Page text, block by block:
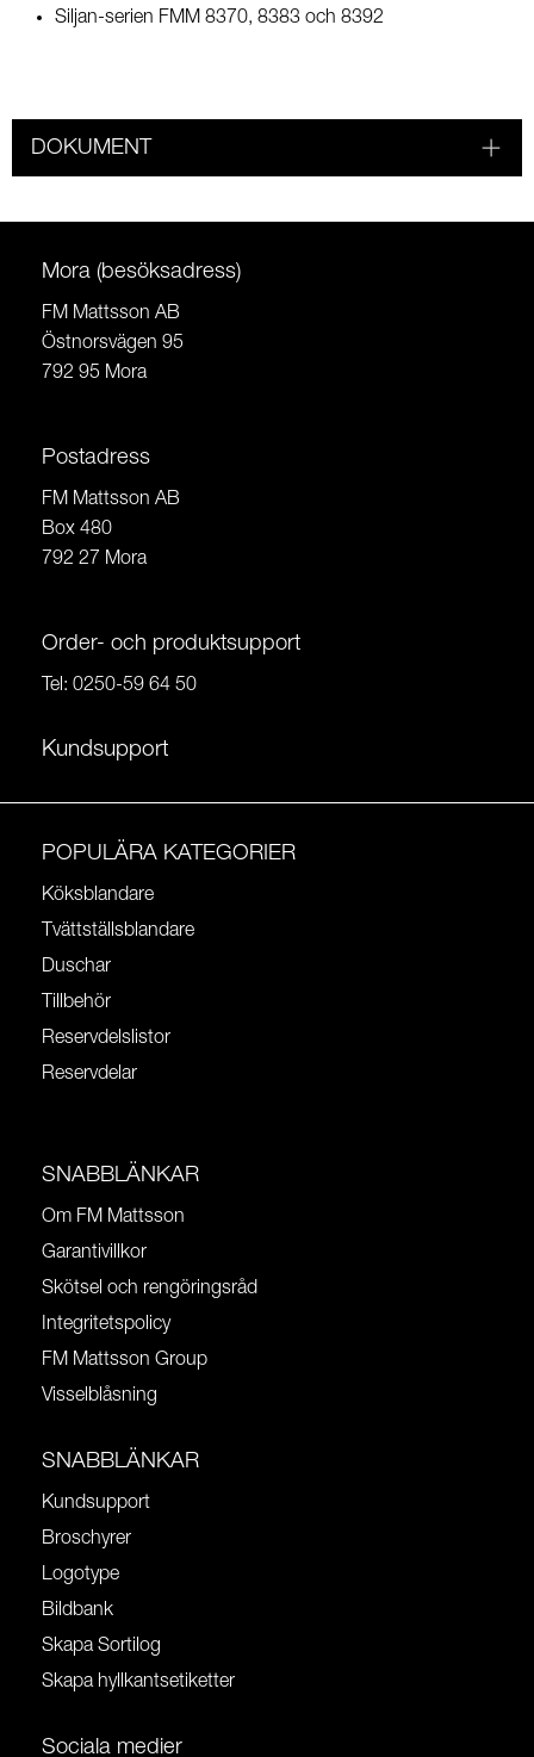
Siljan-serien FMM 8370, 8383 och 8392
DOKUMENT
Mora (besöksadress)
FM Mattsson AB
Östnorsvägen 95
792 95 Mora
Postadress
FM Mattsson AB
Box 480
792 27 Mora
Order- och produktsupport
Tel: 0250-59 64 50
Kundsupport
POPULÄRA KATEGORIER
Köksblandare
Tvättställsblandare
Duschar
Tillbehör
Reservdelslistor
Reservdelar
SNABBLÄNKAR
Om FM Mattsson
Garantivillkor
Skötsel och rengöringsråd
Integritetspolicy
FM Mattsson Group
Visselblåsning
SNABBLÄNKAR
Kundsupport
Broschyrer
Logotype
Bildbank
Skapa Sortilog
Skapa hyllkantsetiketter
Sociala medier